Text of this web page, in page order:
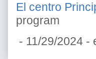
El centro
program
- 11/29/2024 -